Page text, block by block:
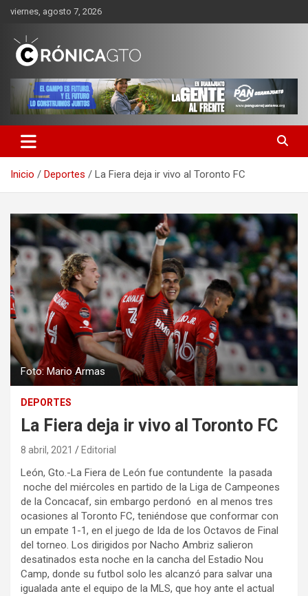
Saltar
contenido
viernes, agosto 7, 2026
CRONICA GUANAJUATO
Inicio Deportes La Fiera deja ir vivo al Toronto FC
Foto: Mario Armas
DEPORTES
La Fiera deja ir vivo al Toronto FC
8 abril, 2021 Editorial
León, Gto.-La Fiera de León fue contundente la pasada
noche del miércoles en partido de la Liga de Campeones
de la Concacaf, sin embargo perdonó en al menos tres
ocasiones al Toronto FC, teniéndose que conformar con
un empate 1-1, en el juego de Ida de los Octavos de Final
del torneo. Los dirigidos por Nacho Ambriz salieron
desatinados esta noche en la cancha del Estadio Nou
Camp, donde su futbol solo les alcanzó para salvar una
igualada ante el equipo de la MLS, que hoy ante el actual